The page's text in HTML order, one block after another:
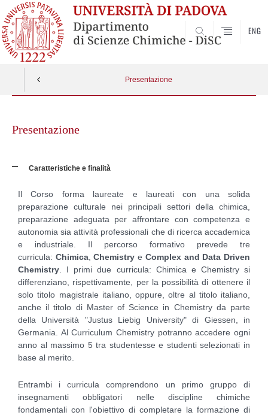
SEARCH
ENG
Presentazione
contentPresentazione
Caratteristiche e finalità
Il Corso forma laureate e laureati con una solida
preparazione culturale nei principali settori della chimica,
preparazione adeguata per affrontare con competenza e
autonomia sia attività professionali che di ricerca accademica
e industriale. Il percorso formativo prevede tre
curricula: Chimica,Chemistry e Complex and Data Driven
Chemistry . I primi due curricula: Chimica e Chemistry si
differenziano, rispettivamente, per la possibilità di ottenere il
solo titolo magistrale italiano, oppure, oltre al titolo italiano,
anche il titolo di Master of Science in Chemistry da parte
della Università "Justus Liebig University" di Giessen, in
Germania. Al Curriculum Chemistry potranno accedere ogni
anno al massimo 5 tra studentesse e studenti selezionati in
base al merito.
Entrambi i curricula comprendono un primo gruppo di
insegnamenti obbligatori nelle discipline chimiche
fondamentali con l'obiettivo di completare la formazione di